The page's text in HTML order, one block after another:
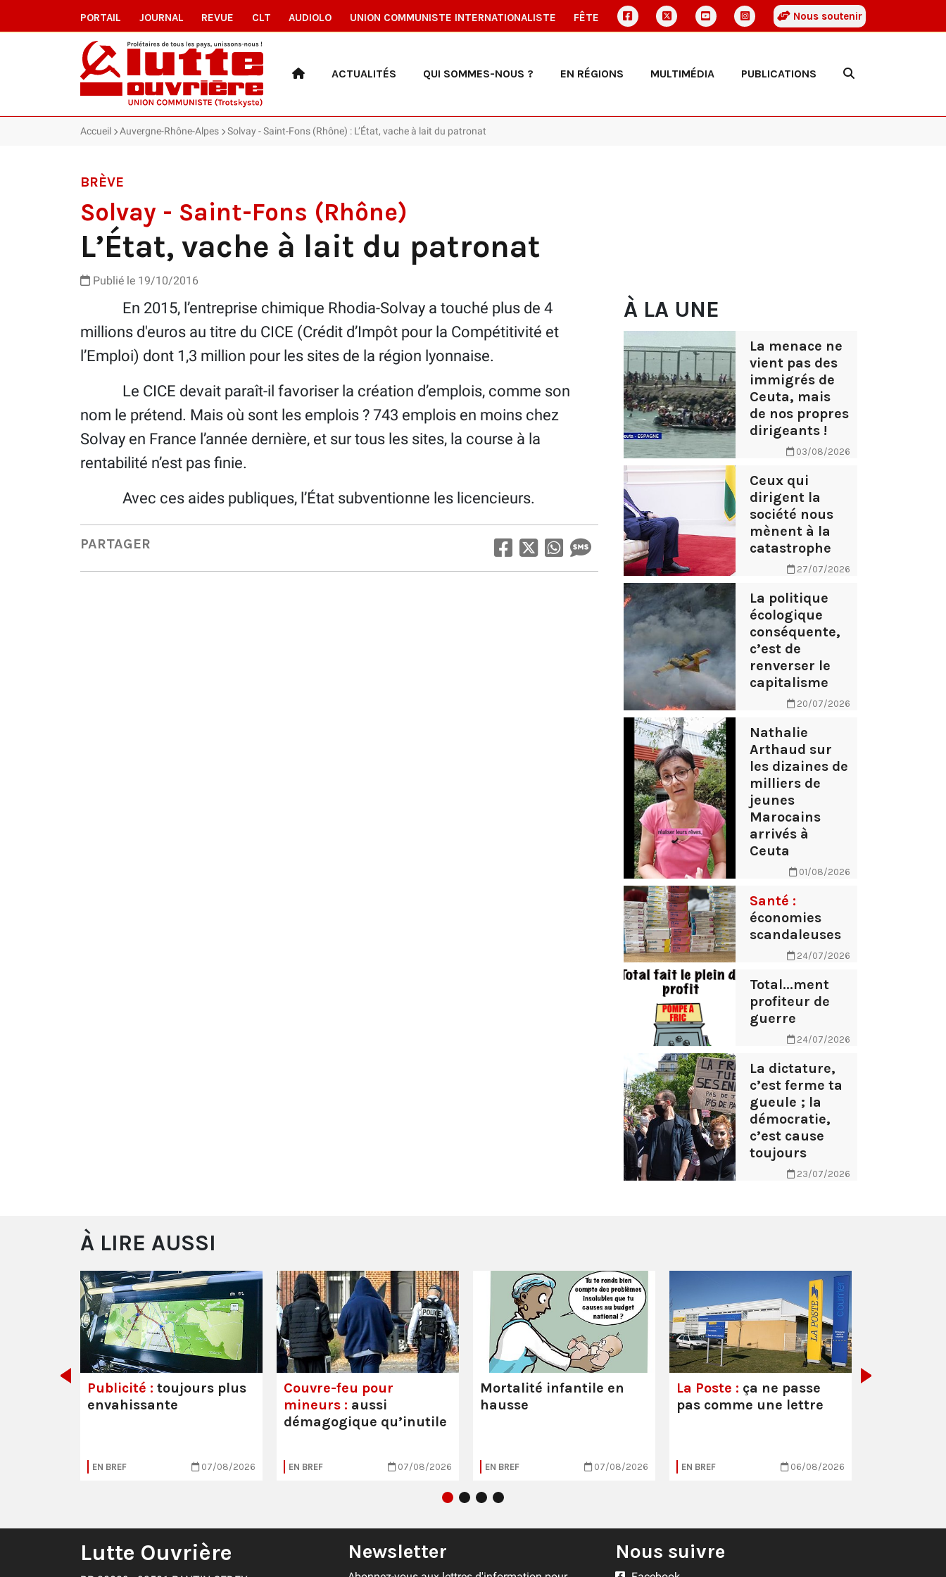
PORTAIL JOURNAL REVUE CLT AUDIOLO UNION COMMUNISTE INTERNATIONALISTE FÊTE Nous soutenir
ACTUALITÉS QUI SOMMES-NOUS ? EN RÉGIONS MULTIMÉDIA PUBLICATIONS
Accueil Auvergne-Rhône-Alpes Solvay - Saint-Fons (Rhône) : L’État, vache à lait du patronat
BRÈVE
Solvay - Saint-Fons (Rhône)
L’État, vache à lait du patronat
Publié le 19/10/2016
En 2015, l’entreprise chimique Rhodia-Solvay a touché plus de 4
millions d'euros au titre du CICE (Crédit d’Impôt pour la Compétitivité et
l’Emploi) dont 1,3 million pour les sites de la région lyonnaise.
Le CICE devait paraît-il favoriser la création d’emplois, comme son
nom le prétend. Mais où sont les emplois ? 743 emplois en moins chez
Solvay en France l’année dernière, et sur tous les sites, la course à la
rentabilité n’est pas finie.
Avec ces aides publiques, l’État subventionne les licencieurs.
PARTAGER
À LA UNE
La menace ne
vient pas des
immigrés de
Ceuta, mais
de nos propres
dirigeants !
03/08/2026
Ceux qui
dirigent la
société nous
mènent à la
catastrophe
27/07/2026
La politique
écologique
conséquente,
c’est de
renverser le
capitalisme
20/07/2026
Nathalie
Arthaud sur
les dizaines de
milliers de
jeunes
Marocains
arrivés à
Ceuta
01/08/2026
Santé :
économies
scandaleuses
24/07/2026
Total...ment
profiteur de
guerre
24/07/2026
La dictature,
c’est ferme ta
gueule ; la
démocratie,
c’est cause
toujours
23/07/2026
À LIRE AUSSI
Publicité : toujours plus
envahissante
EN BREF 07/08/2026
Couvre-feu pour
mineurs : aussi
démagogique qu’inutile
EN BREF 07/08/2026
Mortalité infantile en
hausse
EN BREF 07/08/2026
La Poste : ça ne passe
pas comme une lettre
EN BREF 06/08/2026
Lutte Ouvrière Newsletter Nous suivre